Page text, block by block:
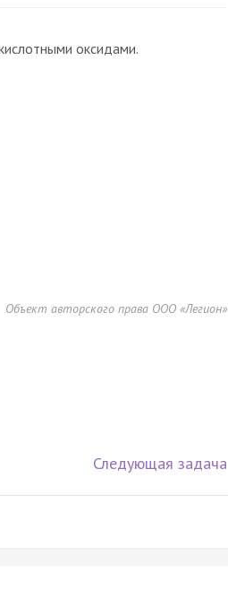
оксидами.
Объект авторского права ООО «Легион»
Следующая задача